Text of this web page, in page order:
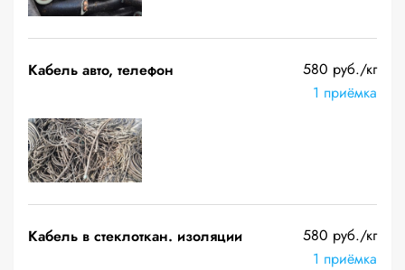
Кабель авто, телефон
580 руб./кг
1 приёмка
Кабель в стеклоткан. изоляции
580 руб./кг
1 приёмка